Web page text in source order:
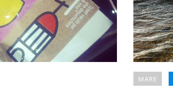
MARE